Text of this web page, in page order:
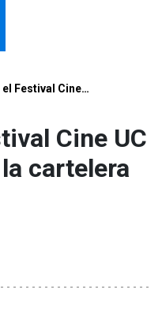
Festival Cine…
Cine UC
cartelera